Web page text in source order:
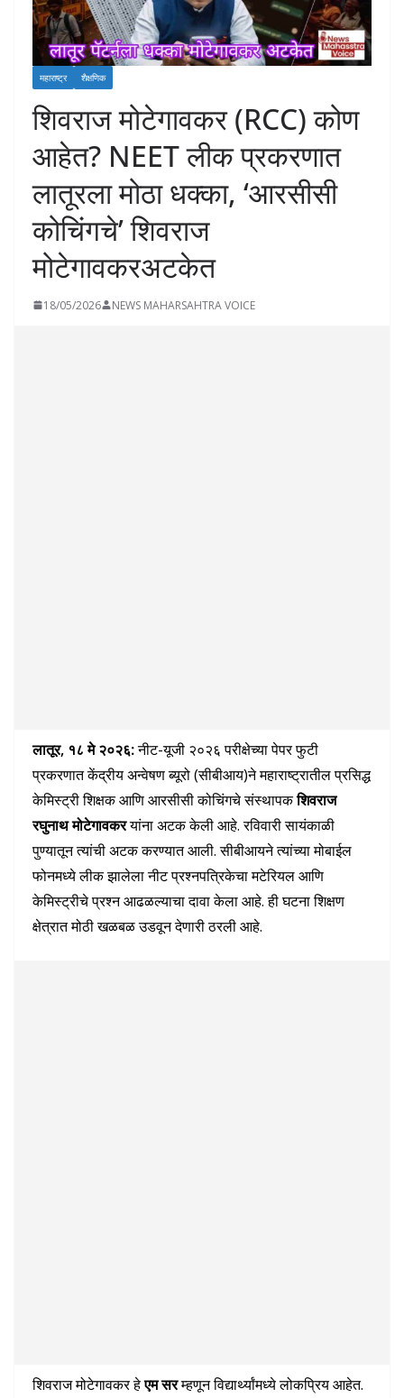
महाराष्ट्र शैक्षणिक
शिवराज मोटेगावकर (RCC) कोण
आहेत? NEET लीक प्रकरणात
लातूरला मोठा धक्का, ‘आरसीसी
कोचिंगचे’ शिवराज
मोटेगावकरअटकेत
18/05/2026 NEWS MAHARSAHTRA VOICE
लातूर, १८ मे २०२६:नीट-यूजी २०२६ परीक्षेच्या पेपर फुटी
प्रकरणात केंद्रीय अन्वेषण ब्यूरो (सीबीआय)ने महाराष्ट्रातील प्रसिद्ध
केमिस्ट्री शिक्षक आणि आरसीसी कोचिंगचे संस्थापकशिवराज
रघुनाथ मोटेगावकरयांना अटक केली आहे. रविवारी सायंकाळी
पुण्यातून त्यांची अटक करण्यात आली. सीबीआयने त्यांच्या मोबाईल
फोनमध्ये लीक झालेला नीट प्रश्नपत्रिकेचा मटेरियल आणि
केमिस्ट्रीचे प्रश्न आढळल्याचा दावा केला आहे. ही घटना शिक्षण
क्षेत्रात मोठी खळबळ उडवून देणारी ठरली आहे.
शिवराज मोटेगावकर हेएम सरम्हणून विद्यार्थ्यांमध्ये लोकप्रिय आहेत.